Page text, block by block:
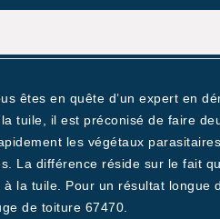
êtes en quête d’un expert en
tuile, il est préconisé de faire
les végétaux
La différence réside sur le fait
la tuile. Pour un résultat longue
de toiture 67470.